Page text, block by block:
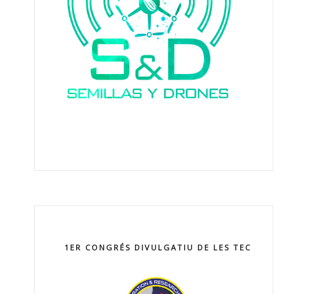
1ER CONGRÉS DIVULGATIU DE LES TECNOLOGIES